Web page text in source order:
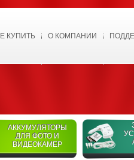
КУПИТЬ О КОМПАНИИ
АККУМУЛЯТОРЫ
ДЛЯ ФОТО И
ВИДЕОКАМЕР